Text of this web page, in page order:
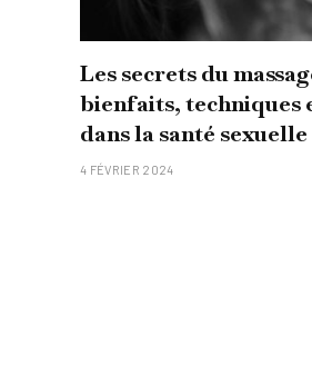
Les secrets du
bienfaits, techniques
dans la santé sexuelle
4 FÉVRIER 2024